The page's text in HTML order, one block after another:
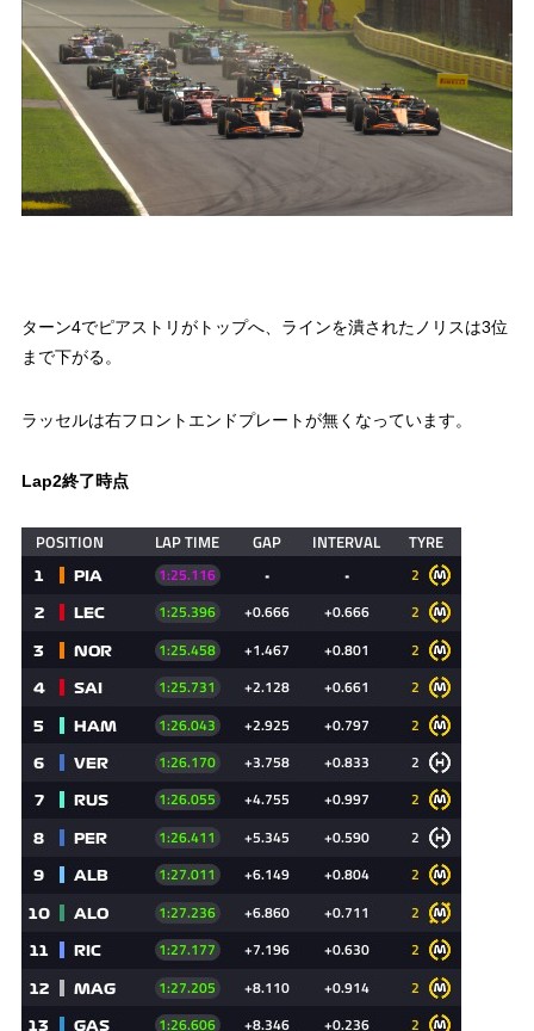
ターン4でピアストリがトップへ、ラインを潰されたノリスは3位
まで下がる。
ラッセルは右フロントエンドプレートが無くなっています。
Lap2終了時点